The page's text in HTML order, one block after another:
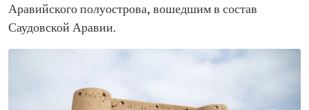
Аравийского полуострова, вошедшим в состав
Саудовской Аравии.